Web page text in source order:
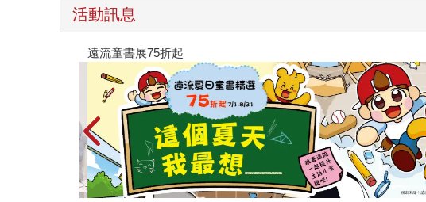
臺灣的書店。我很開心《我會永遠陪著你》的繁體中文版終於
活動訊息
遠流童書展75折起